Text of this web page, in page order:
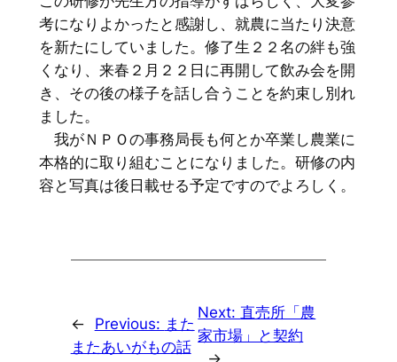
考になりよかったと感謝し、就農に当たり決意
を新たにしていました。修了生２２名の絆も強
くなり、来春２月２２日に再開して飲み会を開
き、その後の様子を話し合うことを約束し別れ
ました。
我がＮＰＯの事務局長も何とか卒業し農業に
本格的に取り組むことになりました。研修の内
容と写真は後日載せる予定ですのでよろしく。
← Previous: また
またあいがもの話
Next: 直売所「農
家市場」と契約
→